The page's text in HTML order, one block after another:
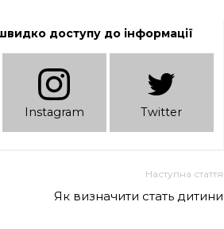
доступу до інформації
Instagram Twitter
Наступна стаття
Як визначити стать дитини